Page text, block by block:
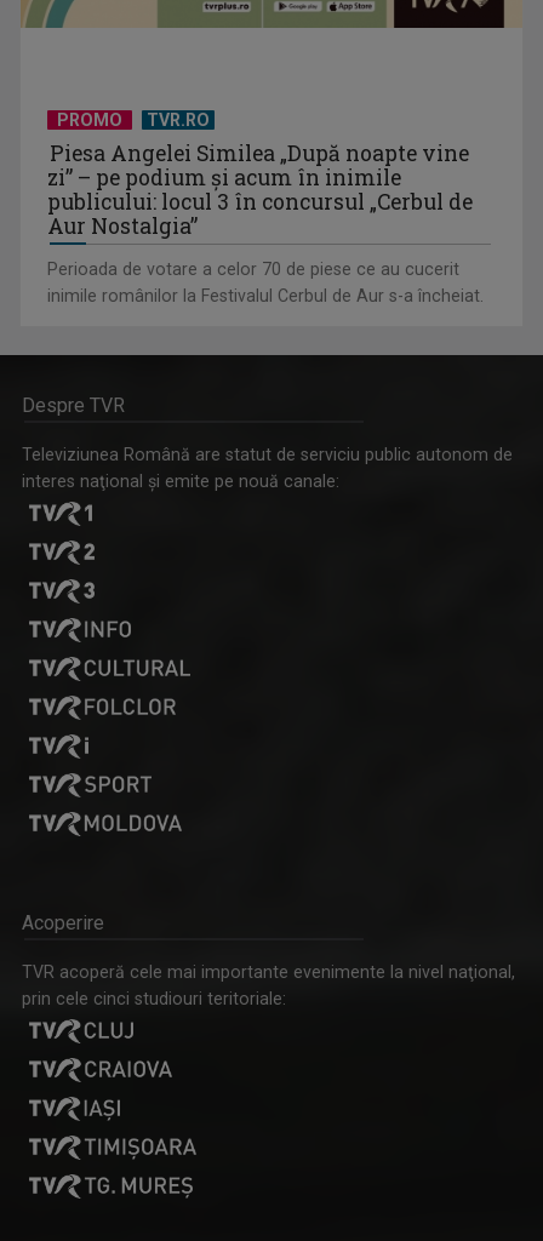
PROMO TVR.RO
Piesa Angelei Similea „După noapte vine
zi” – pe podium şi acum în inimile
publicului: locul 3 în concursul „Cerbul de
Aur Nostalgia”
Perioada de votare a celor 70 de piese ce au cucerit
inimile românilor la Festivalul Cerbul de Aur s-a încheiat.
Despre TVR
Televiziunea Română are statut de serviciu public autonom de
interes naţional şi emite pe nouă canale:
Acoperire
TVR acoperă cele mai importante evenimente la nivel naţional,
prin cele cinci studiouri teritoriale: